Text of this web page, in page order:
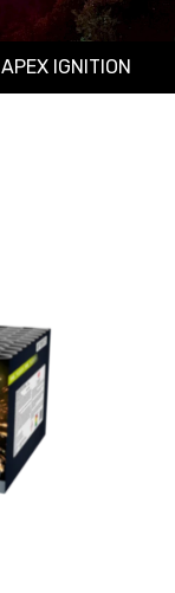
APEX IGNITION